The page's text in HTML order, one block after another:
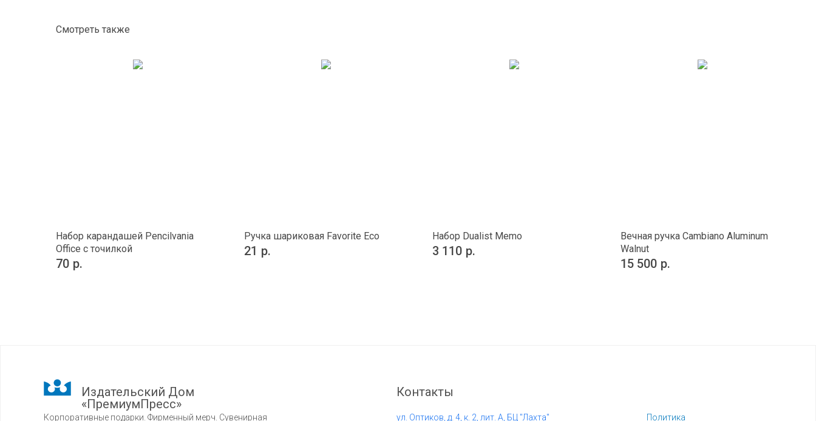
Смотреть также
Набор карандашей Pencilvania
Office с точилкой
70 р.
Ручка шариковая Favorite Eco
21 р.
Набор Dualist Memo
3 110 р.
Вечная ручка Cambiano Aluminum
Walnut
15 500 р.
Издательский Дом
«ПремиумПресс»
Корпоративные подарки. Фирменный мерч. Сувенирная
Контакты
Политика
ул. Оптиков, д. 4, к. 2, лит. А, БЦ "Лахта"